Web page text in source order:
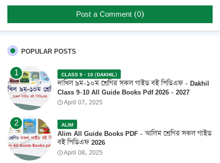
Post a Comment (0)
POPULAR POSTS
CLASS 9 - 10 (DAKHIL)
দাখিল ৯ম-১০ম শ্রেণির সকল গাইড বই পিডিএফ - Dakhil
Class 9-10 All Guide Books Pdf 2026 - 2027
April 07, 2025
ALIM
Alim All Guide Books PDF - আলিম শ্রেণির সকল গাইড
বই পিডিএফ 2026
April 08, 2025